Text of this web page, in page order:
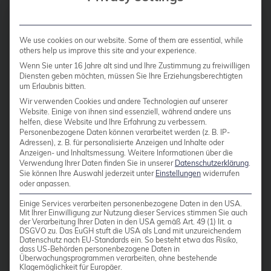
buster
Call for papers
CentOS
Ceph
CERN
certmonger
CI/CD Integration
Cloud Infrastructure
Cloud Optimization
Cloud Storage Solutions
VMware ESXi to Proxmox
Migrating VMs from VMware ESXi to
Proxmox In response to Broadcom’s
recent alterations in VMware’s
subscription model, an increasing
number of enterprises are
reevaluating their virtualization
strategies. With heightened concerns
over licensing costs and accessibility
to features, businesses are turning
towards open source solutions for
greater flexibility and cost-
effectiveness. Proxmox VE, in
particular, has garnered […]
We use cookies on our website. Some of them are essential, while
others help us improve this site and your experience.
Wenn Sie unter 16 Jahre alt sind und Ihre Zustimmung zu freiwilligen
Diensten geben möchten, müssen Sie Ihre Erziehungsberechtigten
um Erlaubnis bitten.
Wir verwenden Cookies und andere Technologien auf unserer
Website. Einige von ihnen sind essenziell, während andere uns
helfen, diese Website und Ihre Erfahrung zu verbessern.
Personenbezogene Daten können verarbeitet werden (z. B. IP-
Adressen), z. B. für personalisierte Anzeigen und Inhalte oder
Anzeigen- und Inhaltsmessung. Weitere Informationen über die
Verwendung Ihrer Daten finden Sie in unserer Datenschutzerklärung
Sie können Ihre Auswahl jederzeit unter Einstellungen widerrufen
oder anpassen.
Einige Services verarbeiten personenbezogene Daten in den USA.
Mit Ihrer Einwilligung zur Nutzung dieser Services stimmen Sie auch
der Verarbeitung Ihrer Daten in den USA gemäß Art. 49 (1) lit. a
DSGVO zu. Das EuGH stuft die USA als Land mit unzureichendem
Datenschutz nach EU-Standards ein. So besteht etwa das Risiko,
dass US-Behörden personenbezogene Daten in
Überwachungsprogrammen verarbeiten, ohne bestehende
Klagemöglichkeit für Europäer.